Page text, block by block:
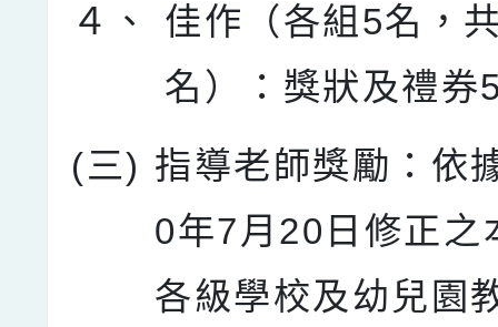
４、
佳作（各組5名，
名）：獎狀及禮券
(三) 指導老師獎勵：依
0年7月20日修正之
各級學校及幼兒園